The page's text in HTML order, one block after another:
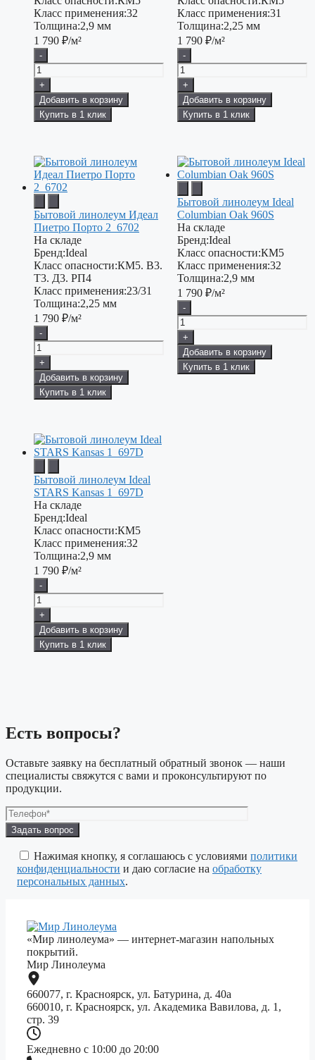
Класс применения:32
Толщина:2,9 мм
1 790 ₽/м²
-
+
Добавить в корзину
Купить в 1 клик
Класс применения:31
Толщина:2,25 мм
1 790 ₽/м²
-
+
Добавить в корзину
Купить в 1 клик
Бытовой линолеум Идеал
Пиетро Порто 2_6702
На складе
Бренд:Ideal
Класс опасности:КМ5. В3.
Т3. Д3. РП4
Класс применения:23/31
Толщина:2,25 мм
1 790 ₽/м²
-
+
Добавить в корзину
Купить в 1 клик
Бытовой линолеум Ideal
Columbian Oak 960S
На складе
Бренд:Ideal
Класс опасности:КМ5
Класс применения:32
Толщина:2,9 мм
1 790 ₽/м²
-
+
Добавить в корзину
Купить в 1 клик
Бытовой линолеум Ideal
STARS Kansas 1_697D
На складе
Бренд:Ideal
Класс опасности:КМ5
Класс применения:32
Толщина:2,9 мм
1 790 ₽/м²
-
+
Добавить в корзину
Купить в 1 клик
Есть вопросы?
Оставьте заявку на бесплатный обратный звонок — наши
специалисты свяжутся с вами и проконсультируют по
продукции.
Оставьте
это
поле
пустым.
Нажимая кнопку, я соглашаюсь с условиями политики
конфиденциальности и даю согласие на обработку
персональных данных.
«Мир линолеума» — интернет-магазин напольных
покрытий.
Мир Линолеума
660077, г. Красноярск, ул. Батурина, д. 40а
660010, г. Красноярск, ул. Академика Вавилова, д. 1,
стр. 39
Ежедневно с 10:00 до 20:00